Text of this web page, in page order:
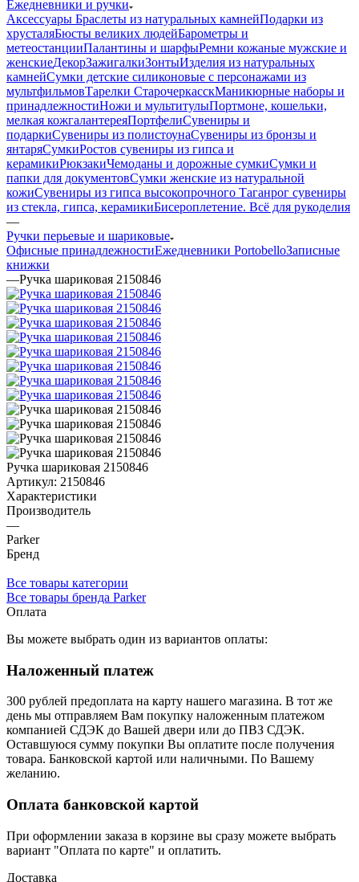
Ежедневники и ручки
Аксессуары Браслеты из натуральных камнейПодарки из
хрусталяБюсты великих людейБарометры и
метеостанцииПалантины и шарфыРемни кожаные мужские и
женскиеДекорЗажигалкиЗонтыИзделия из натуральных
камнейСумки детские силиконовые с персонажами из
мультфильмовТарелки СтарочеркасскМаникюрные наборы и
принадлежностиНожи и мультитулыПортмоне, кошельки,
мелкая кожгалантереяПортфелиСувениры и
подаркиСувениры из полистоунаСувениры из бронзы и
янтаряСумкиРостов сувениры из гипса и
керамикиРюкзакиЧемоданы и дорожные сумкиСумки и
папки для документовСумки женские из натуральной
кожиСувениры из гипса высокопрочного Таганрог сувениры
из стекла, гипса, керамикиБисероплетение. Всё для рукоделия
—
Ручки перьевые и шариковые
Офисные принадлежностиЕжедневники PortobelloЗаписные
книжки
—Ручка шариковая 2150846
Ручка шариковая 2150846
Артикул: 2150846
Характеристики
Производитель
—
Parker
Бренд
Все товары категории
Все товары бренда Parker
Оплата
Вы можете выбрать один из вариантов оплаты:
Наложенный платеж
300 рублей предоплата на карту нашего магазина. В тот же
день мы отправляем Вам покупку наложенным платежом
компанией СДЭК до Вашей двери или до ПВЗ СДЭК.
Оставшуюся сумму покупки Вы оплатите после получения
товара. Банковской картой или наличными. По Вашему
желанию.
Оплата банковской картой
При оформлении заказа в корзине вы сразу можете выбрать
вариант "Оплата по карте" и оплатить.
Доставка